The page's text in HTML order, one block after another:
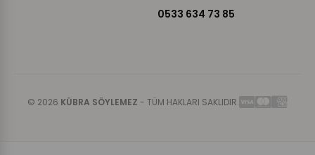
0533 634 73 85
© 2026 KÜBRA SÖYLEMEZ - TÜM HAKLARI SAKLIDIR.